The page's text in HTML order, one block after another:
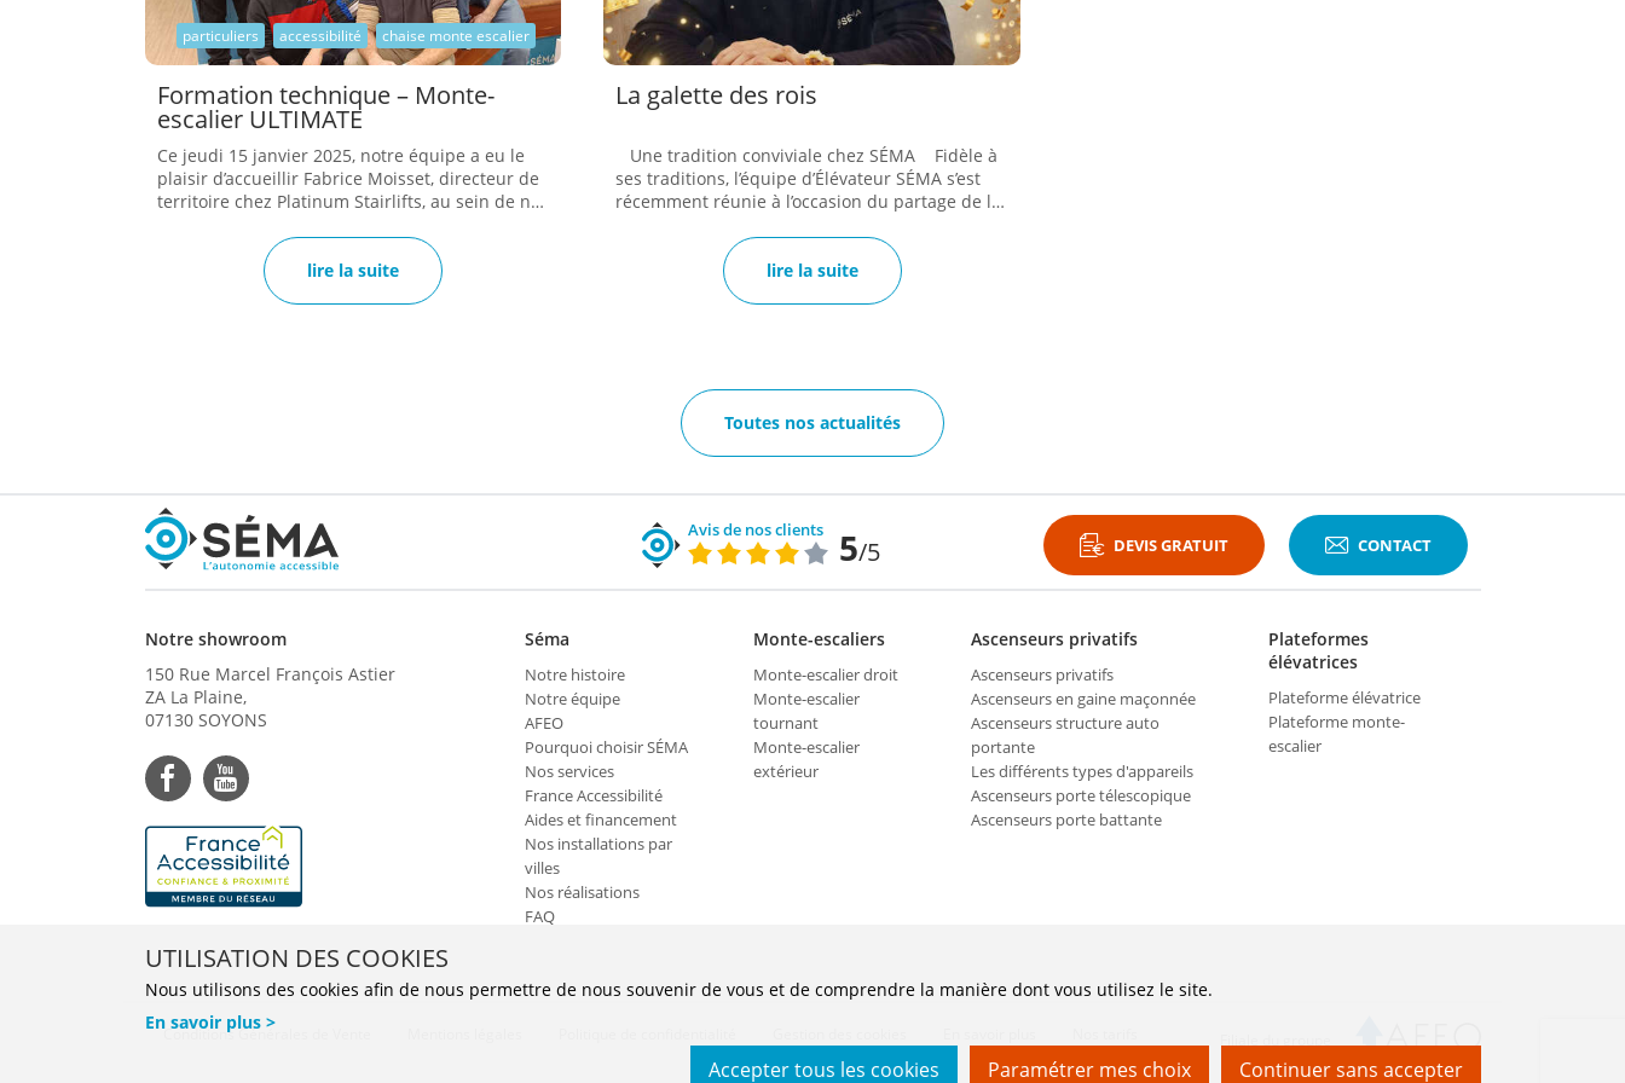
particuliers accessibilité chaise monte escalier
Formation technique – Monte-
escalier ULTIMATE
Ce jeudi 15 janvier 2025, notre équipe a eu le
plaisir d’accueillir Fabrice Moisset, directeur de
territoire chez Platinum Stairlifts, au sein de nos
formation dédiée au monte-escalier ULTIMATE.
Fidèle à son engagement en faveur de
l’excellence et de la qualité de service, Élévateur
lire la suite
La galette des rois
Une tradition conviviale chez SÉMA Fidèle à
ses traditions, l’équipe d’Élévateur SÉMA s’est
récemment réunie à l’occasion du partage de la
chaleureux qui illustre parfaitement
l’importance accordée à la convivialité et à
l’esprit d’équipe au sein de l’entreprise. Ce
c’est Dodo, notre responsable travaux qui a eu
l’honneur de découvrir la fève et d’être
couronné roi de la journée, dans la bonne
humeur générale. Au-delà de la...
lire la suite
Toutes nos actualités
Avis de nos clients 5/5 DEVIS GRATUIT CONTACT
Notre showroom
150 Rue Marcel François Astier
ZA La Plaine,
07130 SOYONS
Séma
Notre histoire
Notre équipe
AFEO
Pourquoi choisir SÉMA
Nos services
France Accessibilité
Aides et financement
Nos installations par
villes
Nos réalisations
FAQ
Monte-escaliers
Monte-escalier droit
Monte-escalier
tournant
Monte-escalier
extérieur
Ascenseurs privatifs
Ascenseurs privatifs
Ascenseurs en gaine maçonnée
Ascenseurs structure auto
portante
Les différents types d'appareils
Ascenseurs porte télescopique
Ascenseurs porte battante
Plateformes
élévatrices
Plateforme élévatrice
Plateforme monte-
escalier
Conditions Générales de Vente
webdesign > creation web > developpement > SEO
Communique et commercialise
UTILISATION DES COOKIES
Nous utilisons des cookies afin de nous permettre de nous souvenir de vous et de comprendre la manière dont vous utilisez le site.
En savoir plus >
Accepter tous les cookies Paramétrer mes choix Continuer sans accepter